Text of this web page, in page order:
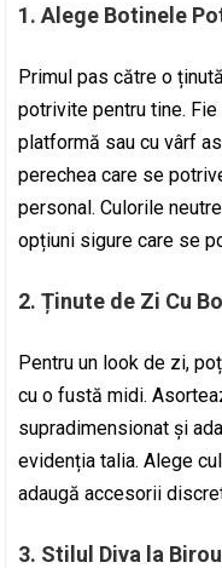
1.Alege Botinele
Primul pas către o
potrivite pentru tine.
platformă sau cu vârf
perechea care se
personal. Culorile
opțiuni sigure care se
2.Ținute de Zi Cu
Pentru un look de zi,
cu o fustă midi.
supradimensionat și
evidenția talia. Alege
adaugă accesorii
3. Stilul Diva la Birou